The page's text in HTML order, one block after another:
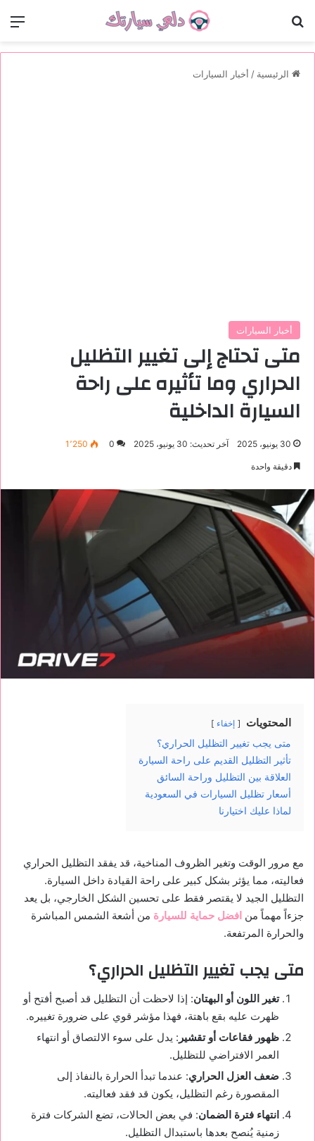
الرئيسية / أخبار السيارات
أخبار السيارات
متى تحتاج إلى تغيير التظليل
الحراري وما تأثيره على راحة
السيارة الداخلية
30 يونيو، 2025 آخر تحديث: 30 يونيو، 2025 0 1٬250
دقيقة واحدة
المحتويات إخفاء
متى يجب تغيير التظليل الحراري؟
تأثير التظليل القديم على راحة السيارة
العلاقة بين التظليل وراحة السائق
أسعار تظليل السيارات في السعودية
لماذا عليك اختيارنا
مع مرور الوقت وتغير الظروف المناخية، قد يفقد التظليل الحراري
فعاليته، مما يؤثر بشكل كبير على راحة القيادة داخل السيارة.
التظليل الجيد لا يقتصر فقط على تحسين الشكل الخارجي، بل يعد
جزءاً مهماً من افضل حماية للسيارة من أشعة الشمس المباشرة
والحرارة المرتفعة.
متى يجب تغيير التظليل الحراري؟
تغير اللون أو البهتان: إذا لاحظت أن التظليل قد أصبح أفتح أو
ظهرت عليه بقع باهتة، فهذا مؤشر قوي على ضرورة تغييره.
ظهور فقاعات أو تقشير : يدل على سوء الالتصاق أو انتهاء
العمر الافتراضي للتظليل.
ضعف العزل الحراري: عندما تبدأ الحرارة بالنفاذ إلى
المقصورة رغم التظليل، يكون قد فقد فعاليته.
انتهاء فترة الضمان: في بعض الحالات، تضع الشركات فترة
زمنية يُنصح بعدها باستبدال التظليل.